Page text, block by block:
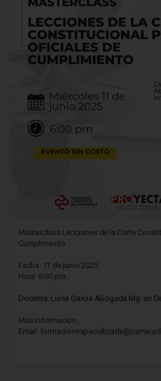
Masterclass Lecciones de la Corte
Cumplimiento
Fecha: 11 de junio 2025
Hora: 6:00 pm
Docente: Luisa Garcia Abogada Mg. en
Más Información:
Email: